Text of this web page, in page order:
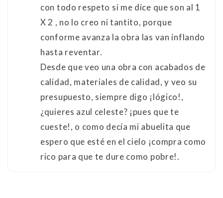
con todo respeto si me dice que son al 1
X 2 , no lo creo ni tantito, porque
conforme avanza la obra las van inflando
hasta reventar.
Desde que veo una obra con acabados de
calidad, materiales de calidad, y veo su
presupuesto, siempre digo ¡lógico!,
¿quieres azul celeste? ¡pues que te
cueste!, o como decía mi abuelita que
espero que esté en el cielo ¡compra como
rico para que te dure como pobre!.